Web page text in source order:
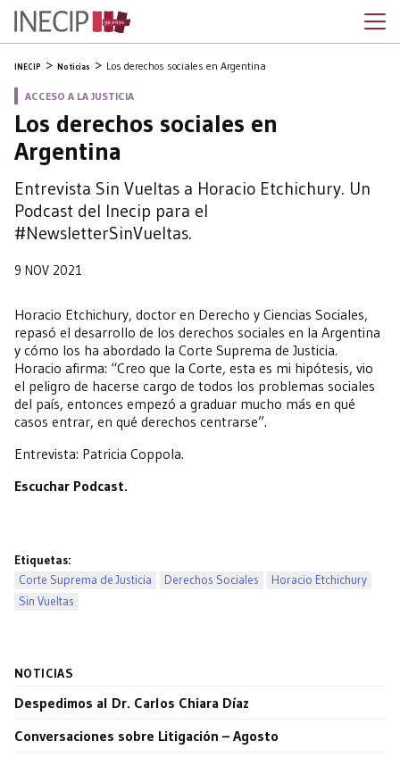
INECIP Noticias Los derechos sociales en Argentina
ACCESO A LA JUSTICIA
Los derechos sociales en
Argentina
Entrevista Sin Vueltas a Horacio Etchichury. Un
Podcast del Inecip para el
#NewsletterSinVueltas.
9 NOV 2021
Horacio Etchichury, doctor en Derecho y Ciencias Sociales,
repasó el desarrollo de los derechos sociales en la Argentina
y cómo los ha abordado la Corte Suprema de Justicia.
Horacio afirma: “Creo que la Corte, esta es mi hipótesis, vio
el peligro de hacerse cargo de todos los problemas sociales
del país, entonces empezó a graduar mucho más en qué
casos entrar, en qué derechos centrarse”.
Entrevista: Patricia Coppola.
Escuchar Podcast.
Etiquetas:
Corte Suprema de Justicia
Derechos Sociales
Horacio Etchichury
Sin Vueltas
NOTICIAS
Despedimos al Dr. Carlos Chiara Díaz
Conversaciones sobre Litigación – Agosto